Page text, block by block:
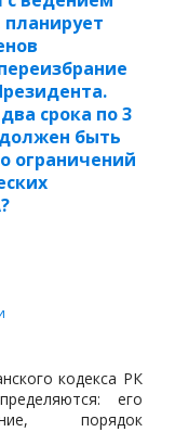
срока по 3
должен быть
ограничений
кодекса РК
его
порядок